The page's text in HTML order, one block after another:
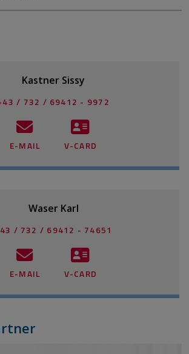
Kastner Sissy
/ 732 / 69412 - 9972
E-MAIL V-CARD
Waser Karl
/ 732 / 69412 - 74651
E-MAIL V-CARD